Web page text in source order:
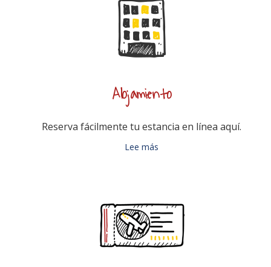
Alojamiento
Reserva fácilmente tu estancia en línea aquí.
Lee más